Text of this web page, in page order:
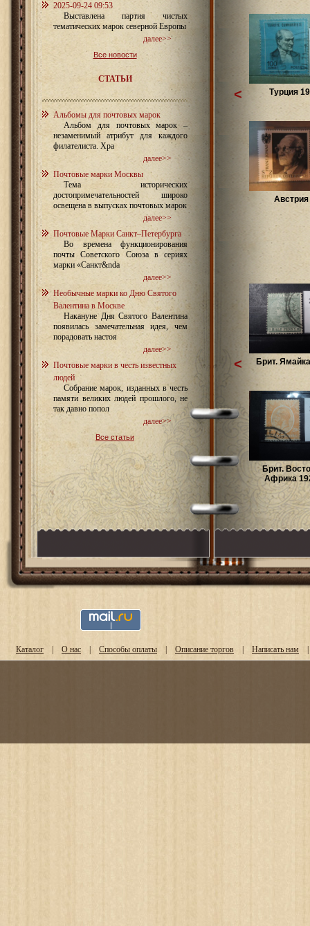
2025-09-24 09:53
Выставлена партия чистых
тематических марок северной Европы
далее>>
Все новости
СТАТЬИ
Альбомы для почтовых марок
Альбом для почтовых марок –
незаменимый атрибут для каждого
филателиста. Хра
далее>>
Почтовые марки Москвы
Тема исторических
достопримечательностей широко
освещена в выпусках почтовых марок
далее>>
Почтовые Марки Санкт–Петербурга
Во времена функционирования
почты Советского Союза в сериях
марки «Санкт&nda
далее>>
Необычные марки ко Дню Святого
Валентина в Москве
Накануне Дня Святого Валентина
появилась замечательная идея, чем
порадовать настоя
далее>>
Почтовые марки в честь известных
людей
Собрание марок, изданных в честь
памяти великих людей прошлого, не
так давно попол
далее>>
Все статьи
Турция
Австрия
<
Брит.
Брит.
Африка
<
Каталог | О нас | Способы оплаты | Описание торгов | Написать нам |